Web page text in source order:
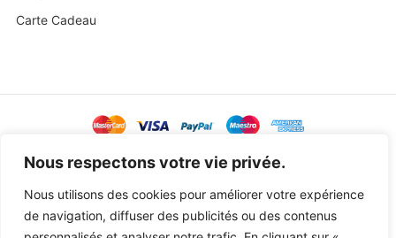
Nous respectons votre vie privée.
Nous utilisons des cookies pour améliorer votre expérience
de navigation, diffuser des publicités ou des contenus
Carte Cadeau
@ Copyright 2023 Baby Sweetness byAgence Exoa